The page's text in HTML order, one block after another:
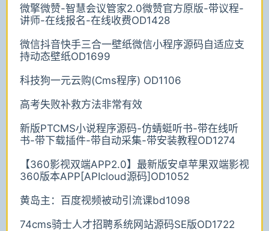
微擎微赞-智慧会议管家2.0微赞官方原版-带议程-
讲师-在线报名-在线收费OD1428
微信抖音快手三合一壁纸微信小程序源码自适应支
持动态壁纸OD1699
科技狗一元云购(Cms程序) OD1106
高考失败补救方法非常有效
新版PTCMS小说程序源码-仿蜻蜓听书-带在线听
书-带下载插件-带自动采集-带安装教程OD1274
【360影视双端APP2.0】最新版安卓苹果双端影视
360版本APP[APIcloud源码]OD1052
黄岛主：百度视频被动引流课bd1098
74cms骑士人才招聘系统网站源码SE版OD1722